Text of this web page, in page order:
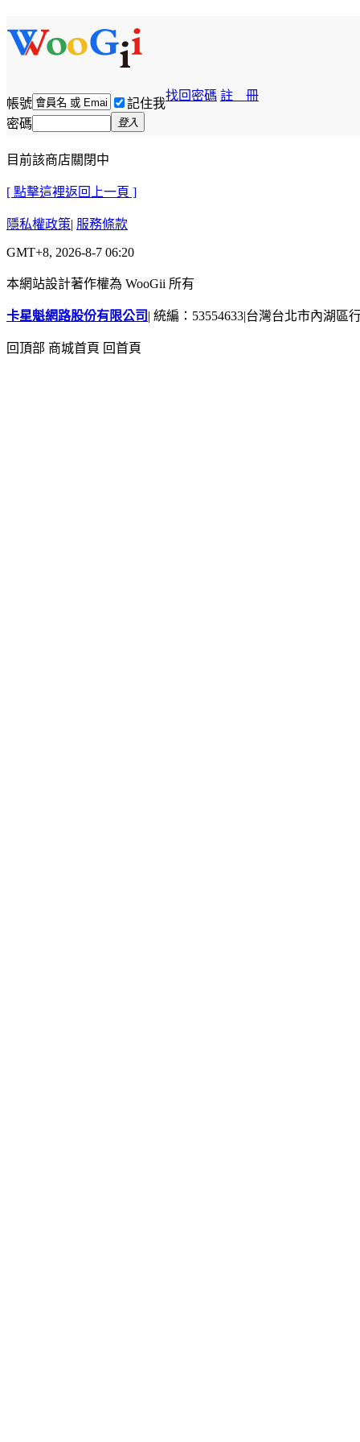
帳號 記住我
找回密碼 註 冊
密碼 登入
目前該商店關閉中
[ 點擊這裡返回上一頁 ]
隱私權政策| 服務條款
GMT+8, 2026-8-7 06:20
本網站設計著作權為 WooGii 所有
卡星魁網路股份有限公司 | 統編：53554633|台灣台北市內湖區
回頂部 商城首頁 回首頁